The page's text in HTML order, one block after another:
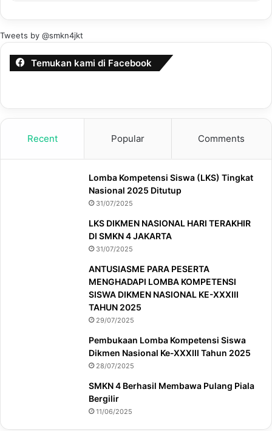
Tweets by @smkn4jkt
Temukan kami di Facebook
Recent Popular Comments
Lomba Kompetensi Siswa (LKS) Tingkat
Nasional 2025 Ditutup
31/07/2025
LKS DIKMEN NASIONAL HARI TERAKHIR
DI SMKN 4 JAKARTA
31/07/2025
ANTUSIASME PARA PESERTA
MENGHADAPI LOMBA KOMPETENSI
SISWA DIKMEN NASIONAL KE-XXXIII
TAHUN 2025
29/07/2025
Pembukaan Lomba Kompetensi Siswa
Dikmen Nasional Ke-XXXIII Tahun 2025
28/07/2025
SMKN 4 Berhasil Membawa Pulang Piala
Bergilir
11/06/2025